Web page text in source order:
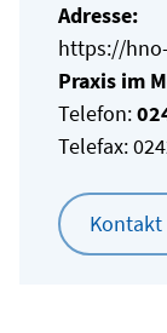
Adresse:
https://
Praxis im
Telefon:
Telefax: